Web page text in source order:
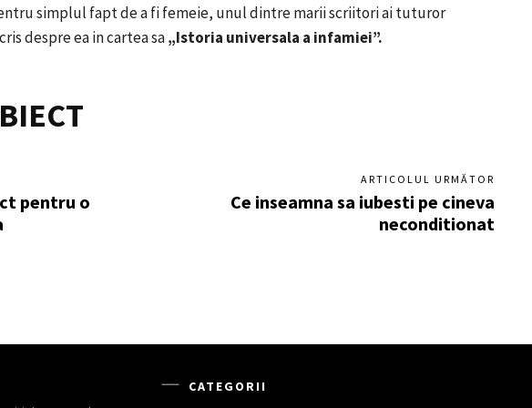
simplul fapt de a fi femeie, unul dintre marii scriitori ai tuturor
despre ea in cartea sa„Istoria universala a infamiei”.
pentru o
ARTICOLUL URMĂTOR
Ce inseamna sa iubesti pe cineva
neconditionat
CATEGORII